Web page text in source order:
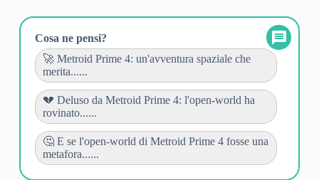
Cosa ne pensi?
🚀 Metroid Prime 4: un'avventura spaziale che
merita......
💔 Deluso da Metroid Prime 4: l'open-world ha
rovinato......
🤔 E se l'open-world di Metroid Prime 4 fosse una
metafora......